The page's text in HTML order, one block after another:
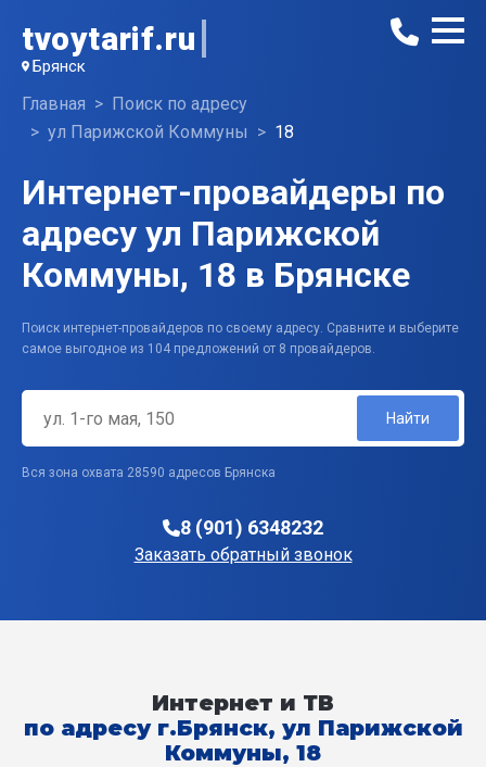
tvoytarif.ru
Брянск
Главная
Поиск по адресу
ул Парижской Коммуны
18
Интернет-провайдеры по
адресу ул Парижской
Коммуны, 18 в Брянске
Поиск интернет-провайдеров по своему адресу. Сравните и выберите
самое выгодное из 104 предложений от 8 провайдеров.
Найти
Вся зона охвата 28590 адресов Брянска
8 (901) 6348232
Заказать обратный звонок
Интернет и ТВ
по адресу г.Брянск, ул Парижской
Коммуны, 18